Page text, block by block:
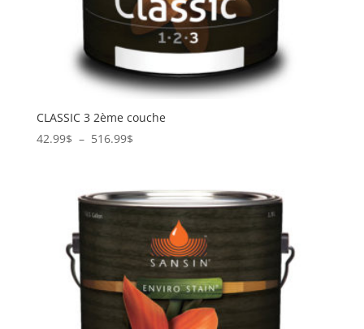
CLASSIC 3 2ème couche
42.99$ – 516.99$Plage
42.99$
à
516.99$